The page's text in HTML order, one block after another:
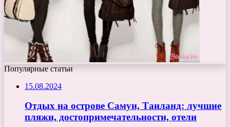
Популярные статьи
15.08.2024
Отдых на острове Самуи, Таиланд: лучшие
пляжи, достопримечательности, отели